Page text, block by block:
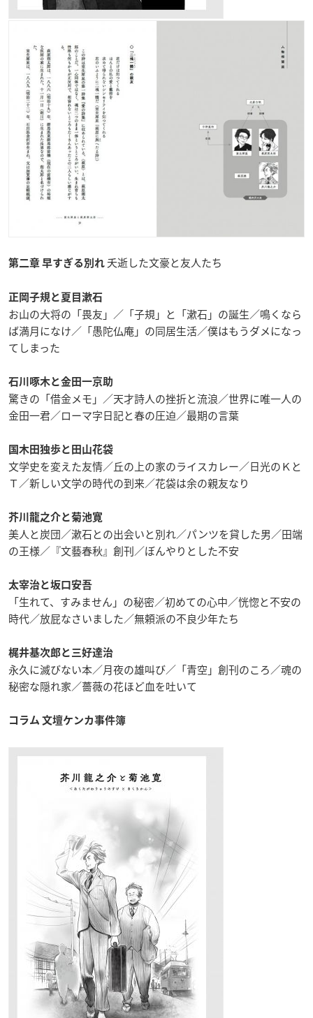
第二章 早すぎる別れ 夭逝した文豪と友人たち
正岡子規と夏目漱石
お山の大将の「畏友」／「子規」と「漱石」の誕生／鳴くなら
ば満月になけ／「愚陀仏庵」の同居生活／僕はもうダメになっ
てしまった
石川啄木と金田一京助
驚きの「借金メモ」／天才詩人の挫折と流浪／世界に唯一人の
金田一君／ローマ字日記と春の圧迫／最期の言葉
国木田独歩と田山花袋
文学史を変えた友情／丘の上の家のライスカレー／日光のＫと
Ｔ／新しい文学の時代の到来／花袋は余の親友なり
芥川龍之介と菊池寛
美人と炭団／漱石との出会いと別れ／パンツを貸した男／田端
の王様／『文藝春秋』創刊／ぼんやりとした不安
太宰治と坂口安吾
「生れて、すみません」の秘密／初めての心中／恍惚と不安の
時代／放屁なさいました／無頼派の不良少年たち
梶井基次郎と三好達治
永久に滅びない本／月夜の雄叫び／「青空」創刊のころ／魂の
秘密な隠れ家／薔薇の花ほど血を吐いて
コラム 文壇ケンカ事件簿